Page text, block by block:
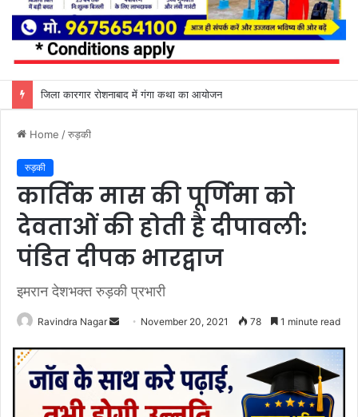
Home /रुड़की
रुड़की
कार्तिक मास की पूर्णिमा को
देवताओं की होती है दीपावली:
पंडित दीपक भारद्वाज
इमरान देशभक्त रुड़की प्रभारी
Ravindra Nagar
Send November 20, 2021 78 1 minute read